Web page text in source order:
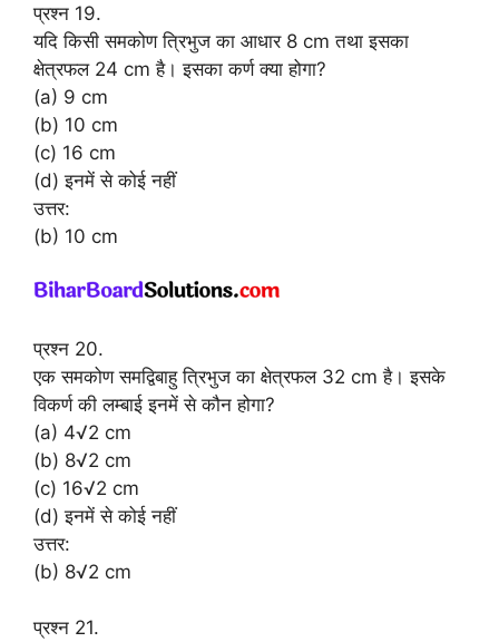
प्रश्न 19.
यदि किसी समकोण त्रिभुज का आधार 8 cm तथा इसका
क्षेत्रफल 24 cm है। इसका कर्ण क्या होगा?
(a) 9 cm
(b) 10 cm
(c) 16 cm
(d) इनमें से कोई नहीं
उत्तर:
(b) 10 cm
प्रश्न 20.
एक समकोण समद्विबाहु त्रिभुज का क्षेत्रफल 32 cm है। इसके
विकर्ण की लम्बाई इनमें से कौन होगा?
(a) 4√2 cm
(b) 8√2 cm
(c) 16√2 cm
(d) इनमें से कोई नहीं
उत्तर:
(b) 8√2 cm
प्रश्न 21.